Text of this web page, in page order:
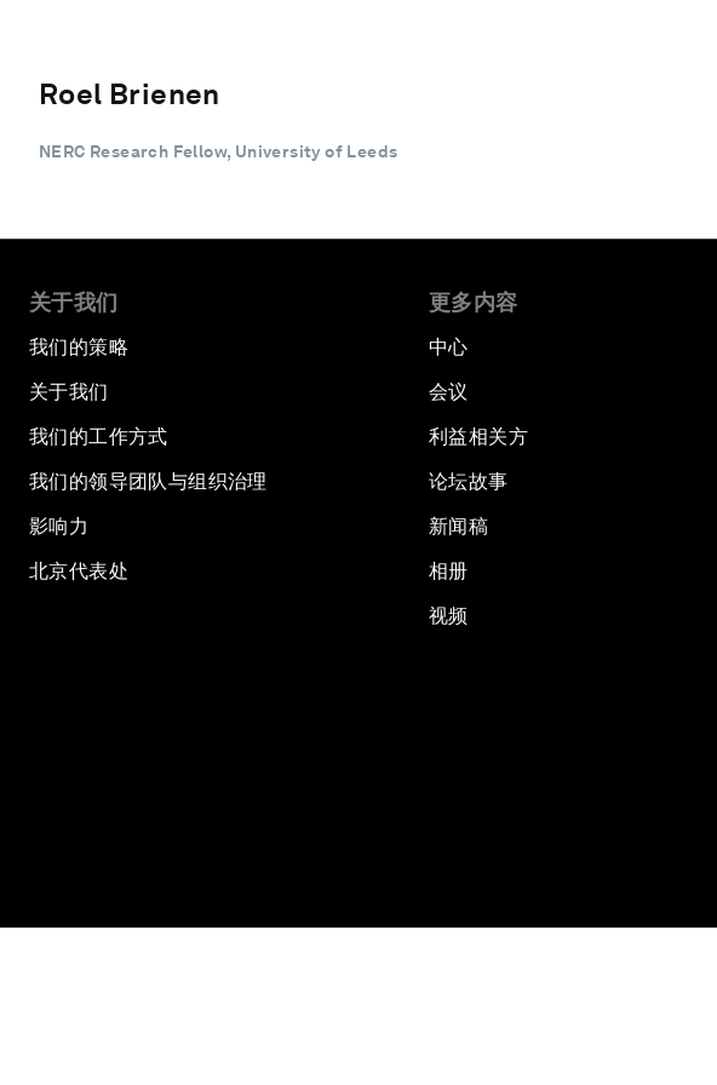
Roel Brienen
NERC Research Fellow, University of Leeds
关于我们
我们的策略
关于我们
我们的工作方式
我们的领导团队与组织治理
影响力
北京代表处
更多内容
中心
会议
利益相关方
论坛故事
新闻稿
相册
视频